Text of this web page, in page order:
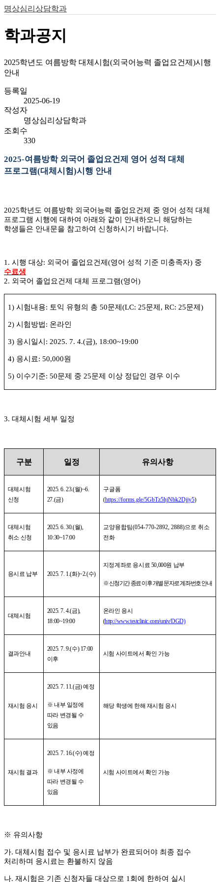
명상심리상담학과
학과공지
2025학년도 여름방학 대체시험(외국어능력 졸업요건제)시행
안내
등록일
2025-06-19
작성자
명상심리상담학과
조회수
330
2025-여름방학 외국어 졸업요건제 영어 성적 대체
프로그램(대체시험)시행 안내
2025학년도 여름방학 외국어능력 졸업요건제 중 영어 성적 대체
프로그램 시행에 대하여 아래와 같이 안내하오니 해당하는
학생들은 안내문을 참고하여 신청하시기 바랍니다.
1. 시행 대상: 외국어 졸업요건제 (영어 성적 기준 미충족자) 중
수료생
2. 외국어 졸업요건제 대체 프로그램(영어)
1) 시험내용: 토익 유형의 총 50문제 (LC: 25문제 , RC: 25문제 )
2) 시험방법: 온라인
3) 응시일시 : 2025. 7. 4.(금), 18:00~19:00
4) 응시료: 50,000원
5) 이수기준: 50문제 중 25문제 이상 정답인 경우 이수
3. 대체시험 세부 일정
구분 일정 유의사항
대체시험
신청
2025. 6. 23.(월)~6.
27.(금)
구글폼
(https://forms.gle/5GbTz5hjNbk2Djjy5)
대체시험
취소 신청
2025. 6. 30.(월),
10:30~17:00
교양융합팀(054-770-2892, 2888)으로 취소
전화
응시료 납부 2025. 7. 1.(화)~2.(수)
지정계좌로 응시료 50,000원 납부
※신청기간 종료 이후 개별 문자로 계좌번호 안내
대체시험
2025. 7. 4.(금),
18:00~19:00
온라인 응시
(http://www.testclinic.com/univ/DGD)
결과안내
2025. 7. 9.(수) 17:00
이후
시험 사이트에서 확인 가능
재시험 응시
2025. 7. 11.(금)예정
※ 내부 일정에
따라 변경될 수
있음
해당 학생에 한해 재시험 응시
재시험 결과
2025. 7. 16.(수)예정
※ 내부 사정에
따라 변경될 수
있음
시험 사이트에서 확인 가능
※ 유의사항
가. 대체시험 접수 및 응시료 납부가 완료되어야 최종 접수
처리하며 응시료는 환불하지 않음
나. 재시험은 기존 신청자들 대상으로 1 회에 한하여 실시